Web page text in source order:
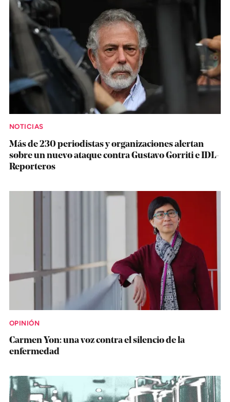
NOTICIAS
Más de 230 periodistas y organizaciones alertan
sobre un nuevo ataque contra Gustavo Gorriti e IDL-
Reporteros
OPINIÓN
Carmen Yon: una voz contra el silencio de la
enfermedad